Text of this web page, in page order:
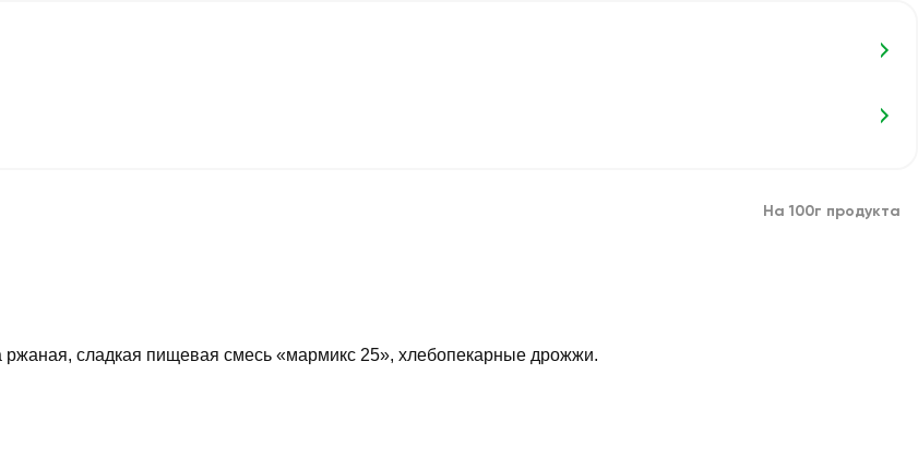
На 100г продукта
сладкая пищевая смесь «мармикс 25», хлебопекарные дрожжи.